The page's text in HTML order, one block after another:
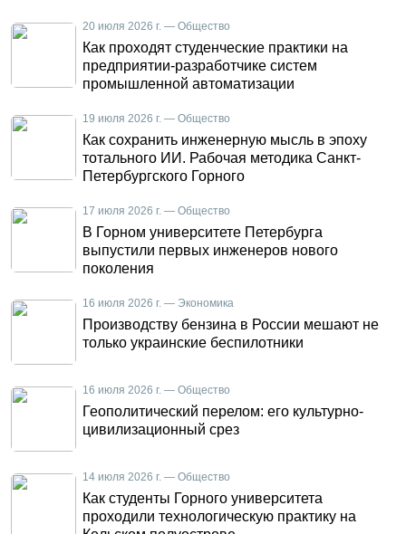
20 июля 2026 г. — Общество
Как проходят студенческие практики на
предприятии-разработчике систем
промышленной автоматизации
19 июля 2026 г. — Общество
Как сохранить инженерную мысль в эпоху
тотального ИИ. Рабочая методика Санкт-
Петербургского Горного
17 июля 2026 г. — Общество
В Горном университете Петербурга
выпустили первых инженеров нового
поколения
16 июля 2026 г. — Экономика
Производству бензина в России мешают не
только украинские беспилотники
16 июля 2026 г. — Общество
Геополитический перелом: его культурно-
цивилизационный срез
14 июля 2026 г. — Общество
Как студенты Горного университета
проходили технологическую практику на